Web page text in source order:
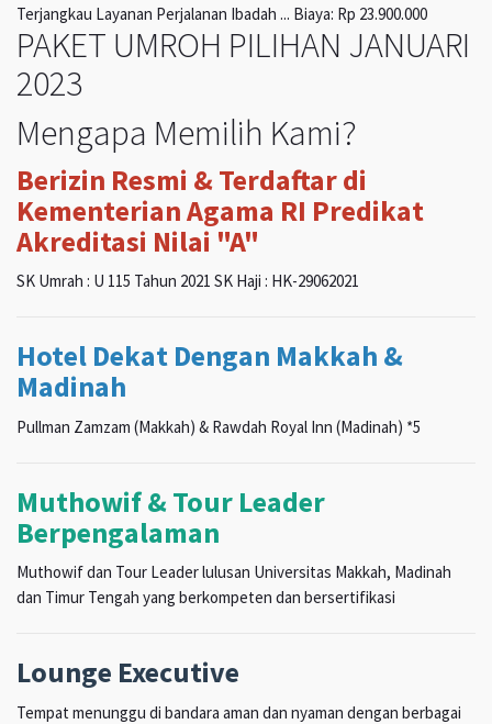
Terjangkau Layanan Perjalanan Ibadah ... Biaya: Rp 23.900.000
PAKET UMROH PILIHAN JANUARI
2023
Mengapa Memilih Kami?
Berizin Resmi & Terdaftar di
Kementerian Agama RI Predikat
Akreditasi Nilai "A"
SK Umrah : U 115 Tahun 2021 SK Haji : HK-29062021
Hotel Dekat Dengan Makkah &
Madinah
Pullman Zamzam (Makkah) & Rawdah Royal Inn (Madinah) *5
Muthowif & Tour Leader
Berpengalaman
Muthowif dan Tour Leader lulusan Universitas Makkah, Madinah
dan Timur Tengah yang berkompeten dan bersertifikasi
Lounge Executive
Tempat menunggu di bandara aman dan nyaman dengan berbagai